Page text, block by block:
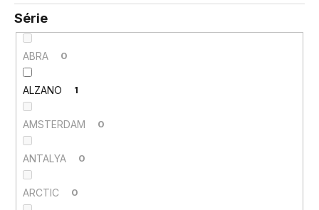
Série
ABRA 0
ALZANO 1
AMSTERDAM 0
ANTALYA 0
ARCTIC 0